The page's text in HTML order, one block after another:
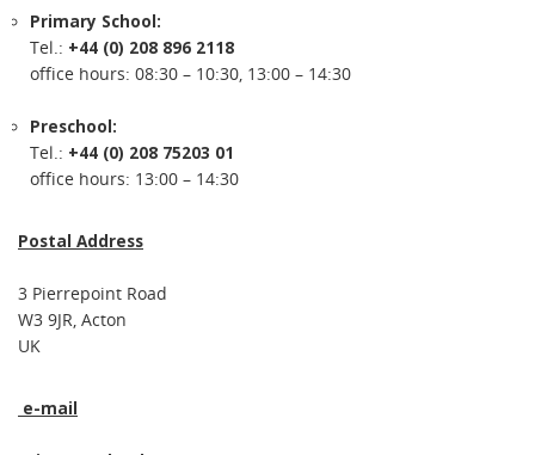
Primary School:
Tel.: +44 (0) 208 896 2118
office hours: 08:30 – 10:30, 13:00 – 14:30
Preschool:
Tel.: +44 (0) 208 75203 01
office hours: 13:00 – 14:30
Postal Address
3 Pierrepoint Road
W3 9JR, Acton
UK
e-mail